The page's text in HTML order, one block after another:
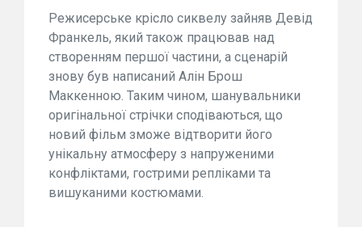
Режисерське крісло сиквелу зайняв Девід
Франкель, який також працював над
створенням першої частини, а сценарій
знову був написаний Алін Брош
Маккенною. Таким чином, шанувальники
оригінальної стрічки сподіваються, що
новий фільм зможе відтворити його
унікальну атмосферу з напруженими
конфліктами, гострими репліками та
вишуканими костюмами.